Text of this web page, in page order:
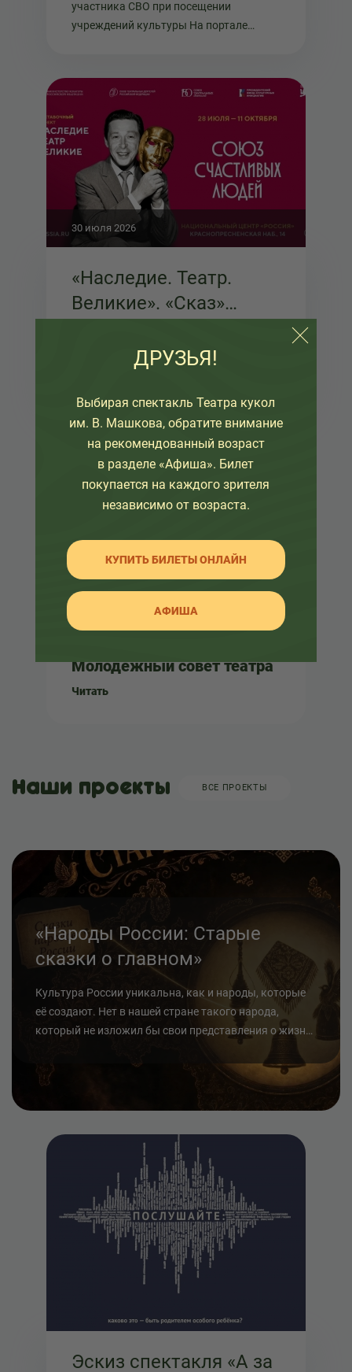
посещении
участника СВО при посещении
учреждений культуры На портале
30 июля 2026
«Наследие. Театр.
Великие». «Сказ»
людей»
необъятном мире судьба дала нам
Новости и события
Читать
Важная информация
Читать
Молодежный совет театра
Читать
Наши проекты ВСЕ ПРОЕКТЫ
«Народы России: Старые
сказки о главном»
Культура России уникальна, как и народы, которые
её создают. Нет в нашей стране такого народа,
который не изложил бы свои представления о жизни
России: Старые сказки о главном», посвя...
Эскиз спектакля «А за
ДРУЗЬЯ!
Выбирая спектакль Театра кукол
им. В. Машкова, обратите внимание
на рекомендованный возраст
в разделе «Афиша». Билет
покупается на каждого зрителя
независимо от возраста.
КУПИТЬ БИЛЕТЫ ОНЛАЙН
АФИША